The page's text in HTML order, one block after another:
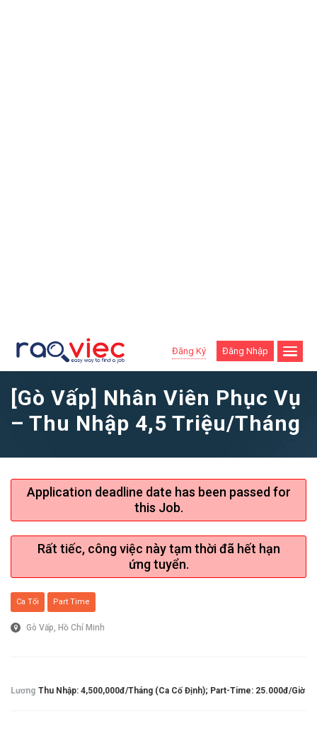
Đăng Ký Đăng Nhập
[Gò Vấp] Nhân Viên Phục Vụ
– Thu Nhập 4,5 Triệu/tháng
Application deadline date has been passed for
this Job.
Rất tiếc, công việc này tạm thời đã hết hạn
ứng tuyển.
Ca Tối Part Time
Gò Vấp, Hồ Chí Minh
Lương Thu Nhập: 4,500,000đ/tháng (Ca Cố Định); Part-Time: 25.000đ/giờ